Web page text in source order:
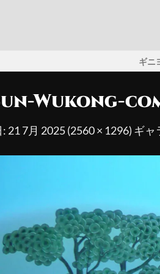
ギニ
Wukong-
: 21 7月 2025(2560 × 1296) ギャ